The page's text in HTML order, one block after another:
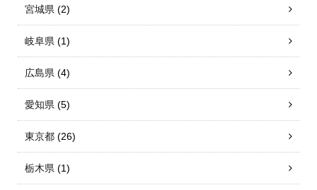
宮城県 (2)
岐阜県 (1)
広島県 (4)
愛知県 (5)
東京都 (26)
栃木県 (1)